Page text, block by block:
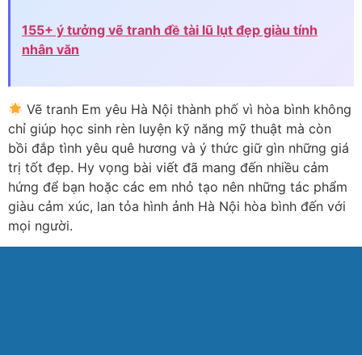
155+ ý tưởng vẽ tranh đề tài lũ lụt đẹp giàu tính
nhân văn
Vẽ tranh Em yêu Hà Nội thành phố vì hòa bình không
chỉ giúp học sinh rèn luyện kỹ năng mỹ thuật mà còn
bồi đắp tình yêu quê hương và ý thức giữ gìn những giá
trị tốt đẹp. Hy vọng bài viết đã mang đến nhiều cảm
hứng để bạn hoặc các em nhỏ tạo nên những tác phẩm
giàu cảm xúc, lan tỏa hình ảnh Hà Nội hòa bình đến với
mọi người.